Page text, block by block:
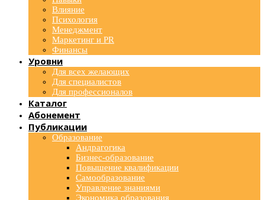
Влияние
Психология
Менеджмент
Маркетинг и PR
Финансы
Уровни
Для всех желающих
Для специалистов
Для профессионалов
Каталог
Абонемент
Публикации
Образование
Андрагогика
Бизнес-образование
Повышение квалификации
Самообразование
Управление знаниями
Экономика образования